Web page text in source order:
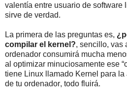
valentía entre usuario de software
sirve de verdad.
La primera de las preguntas es,
compilar el kernel?, sencillo, vas
ordenador consumirá mucha
al optimizar minuciosamente ese
tiene Linux llamado Kernel para
de tu ordenador, todo fluirá.